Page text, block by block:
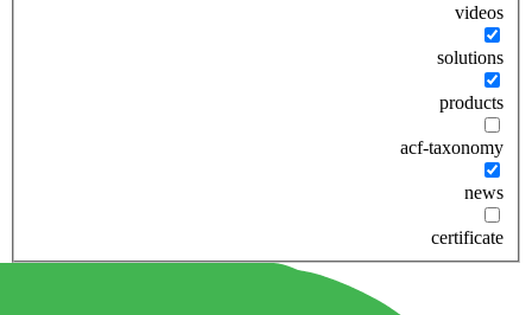
videos
solutions
products
acf-taxonomy
news
certificate